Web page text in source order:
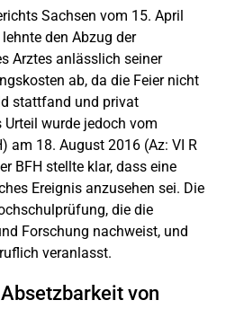
Sachsen vom 15. April
den Abzug der
Arztes anlässlich seiner
ab, da die Feier nicht
stattfand und privat
wurde jedoch vom
am 18. August 2016 (Az: VI R
BFH stellte klar, dass eine
Ereignis anzusehen sei. Die
die die
Forschung nachweist, und
veranlasst.
von